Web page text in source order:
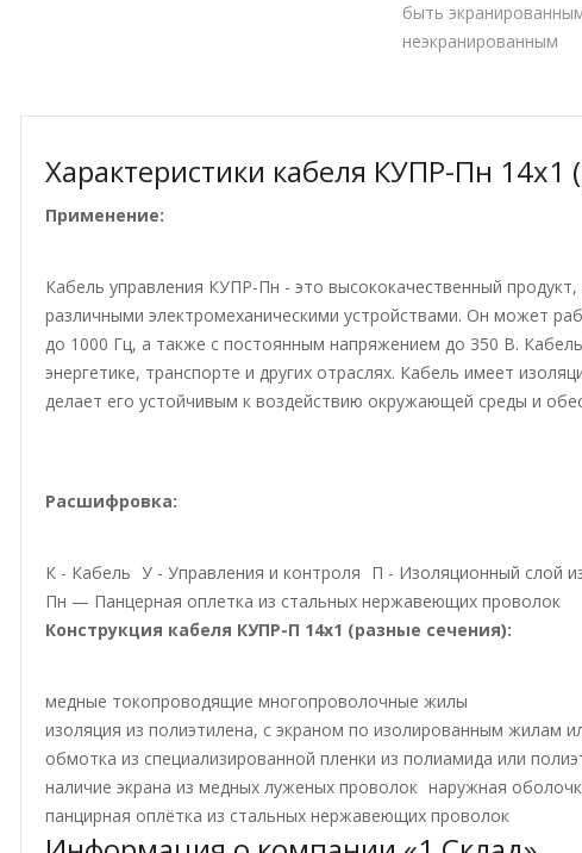
быть
неэкранированным
Характеристики кабеля КУПР-Пн 14х1
Применение:
Кабель управления КУПР-Пн - это высококачественный
различными электромеханическими устройствами. Он может
до 1000 Гц, а также с постоянным напряжением до 350 В.
энергетике, транспорте и других отраслях. Кабель имеет
делает его устойчивым к воздействию окружающей среды и
Расшифровка:
К - Кабель У - Управления и контроля П - Изоляционный слой
Пн — Панцерная оплетка из стальных нержавеющих проволок
Конструкция кабеля КУПР-П 14х1 (разные сечения):
медные токопроводящие многопроволочные жилы
изоляция из полиэтилена, с экраном по изолированным жилам
обмотка из специализированной пленки из полиамида или
наличие экрана из медных луженых проволок наружная
панцирная оплётка из стальных нержавеющих проволок